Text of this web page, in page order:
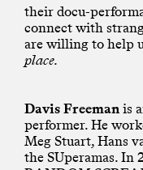
their docu-
connect with
are willing to help
place.
Davis Freeman is
performer. He
Meg Stuart, Hans
the SUperamas. In